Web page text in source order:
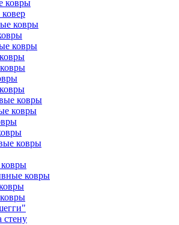
ковры
ковры
ковры
ковры
ковры
ковры
ковры
стену